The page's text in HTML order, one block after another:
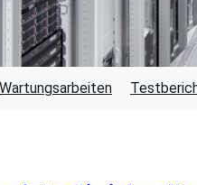
Wartungsarbeiten